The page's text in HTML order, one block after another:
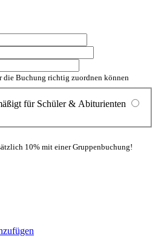
die Buchung richtig zuordnen können
für Schüler & Abiturienten
10% mit einer Gruppenbuchung!